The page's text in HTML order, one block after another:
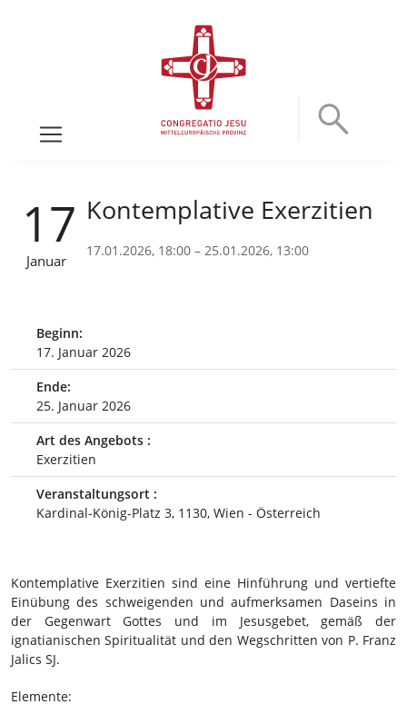
17
Januar
Kontemplative Exerzitien
17.01.2026, 18:00 – 25.01.2026, 13:00
Beginn:
17. Januar 2026
Ende:
25. Januar 2026
Art des Angebots :
Exerzitien
Veranstaltungsort :
Kardinal-König-Platz 3, 1130, Wien - Österreich
Kontemplative Exerzitien sind eine Hinführung und vertiefte
Einübung des schweigenden und aufmerksamen Daseins in
der Gegenwart Gottes und im Jesusgebet, gemäß der
ignatianischen Spiritualität und den Wegschritten von P. Franz
Jalics SJ.
Elemente: